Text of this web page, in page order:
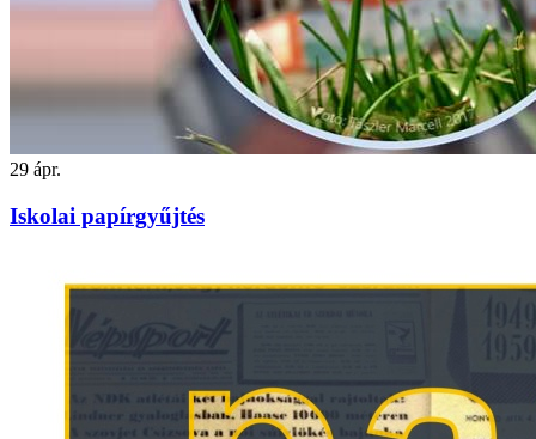
29 ápr.
Iskolai papírgyűjtés